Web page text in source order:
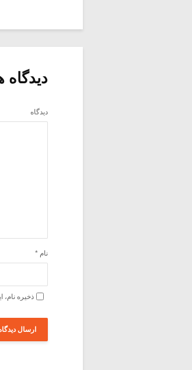
دیدگاه
دیدگاه
نام *
ذخیره